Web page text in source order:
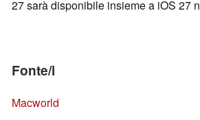
27 sarà disponibile insieme a iOS 27
Fonte/i
Macworld